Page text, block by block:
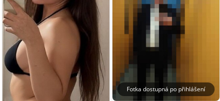
Fotka dostupná po přihlášení